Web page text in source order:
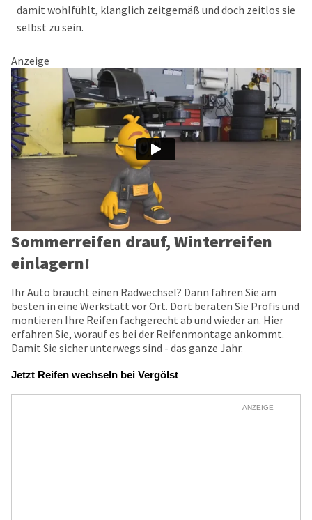
damit wohlfühlt, klanglich zeitgemäß und doch zeitlos sie
selbst zu sein.
Anzeige
Sommerreifen drauf, Winterreifen
einlagern!
Ihr Auto braucht einen Radwechsel? Dann fahren Sie am
besten in eine Werkstatt vor Ort. Dort beraten Sie Profis und
montieren Ihre Reifen fachgerecht ab und wieder an. Hier
erfahren Sie, worauf es bei der Reifenmontage ankommt.
Damit Sie sicher unterwegs sind - das ganze Jahr.
Jetzt Reifen wechseln bei Vergölst
ANZEIGE